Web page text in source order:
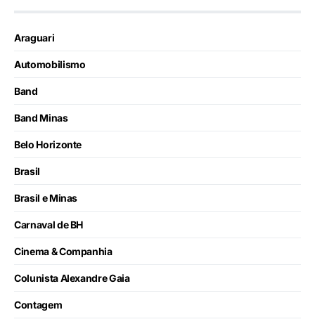
Araguari
Automobilismo
Band
Band Minas
Belo Horizonte
Brasil
Brasil e Minas
Carnaval de BH
Cinema & Companhia
Colunista Alexandre Gaia
Contagem